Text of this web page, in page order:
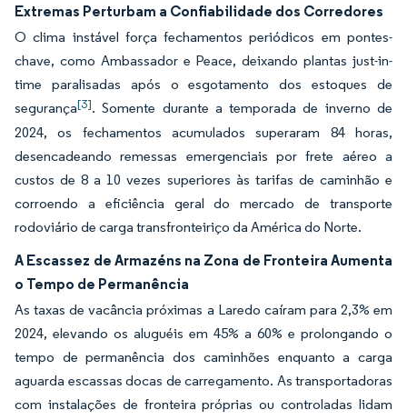
Extremas Perturbam a Confiabilidade dos Corredores
O clima instável força fechamentos periódicos em pontes-
chave, como Ambassador e Peace, deixando plantas just-in-
time paralisadas após o esgotamento dos estoques de
segurança[3]. Somente durante a temporada de inverno de
2024, os fechamentos acumulados superaram 84 horas,
desencadeando remessas emergenciais por frete aéreo a
custos de 8 a 10 vezes superiores às tarifas de caminhão e
corroendo a eficiência geral do mercado de transporte
rodoviário de carga transfronteiriço da América do Norte.
A Escassez de Armazéns na Zona de Fronteira Aumenta
o Tempo de Permanência
As taxas de vacância próximas a Laredo caíram para 2,3% em
2024, elevando os aluguéis em 45% a 60% e prolongando o
tempo de permanência dos caminhões enquanto a carga
aguarda escassas docas de carregamento. As transportadoras
com instalações de fronteira próprias ou controladas lidam